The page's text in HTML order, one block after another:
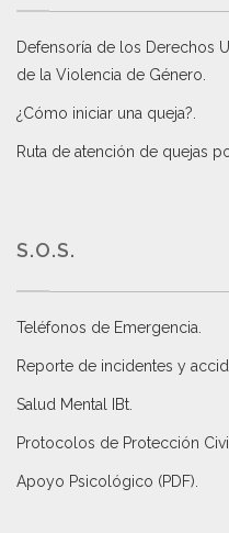
Defensoría de los Derechos
de la Violencia de Género
¿Cómo iniciar una queja?
Ruta de atención de quejas
S.O.S.
Teléfonos de Emergencia.
Reporte de incidentes y
Salud Mental IBt
Protocolos de Protección Civil
Apoyo Psicológico (PDF)